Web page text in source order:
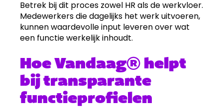
Betrek bij dit proces zowel HR als de werkvloer.
Medewerkers die dagelijks het werk uitvoeren,
kunnen waardevolle input leveren over wat
een functie werkelijk inhoudt.
Hoe Vandaag® helpt
bij transparante
functieprofielen